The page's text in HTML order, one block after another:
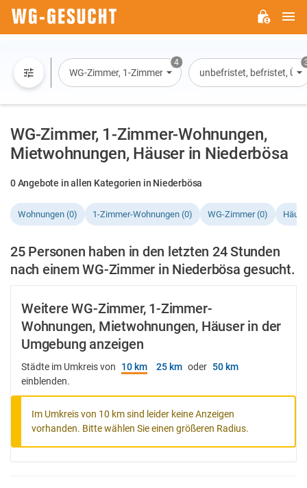
4
WG-Zimmer, 1-Zimmer-Wohnung, Wohnung, Haus
unbefristet, befristet,
WG-Zimmer, 1-Zimmer-Wohnungen,
Mietwohnungen, Häuser in Niederbösa
0 Angebote in allen Kategorien in Niederbösa
Wohnungen (0) 1-Zimmer-Wohnungen (0) WG-Zimmer (0)
25 Personen haben in den letzten 24 Stunden
nach einem WG-Zimmer in Niederbösa gesucht.
Weitere WG-Zimmer, 1-Zimmer-
Wohnungen, Mietwohnungen, Häuser in der
Umgebung anzeigen
Städte im Umkreis von 10 km 25 km oder 50 km
einblenden.
Im Umkreis von 10 km sind leider keine Anzeigen
vorhanden. Bitte wählen Sie einen größeren Radius.